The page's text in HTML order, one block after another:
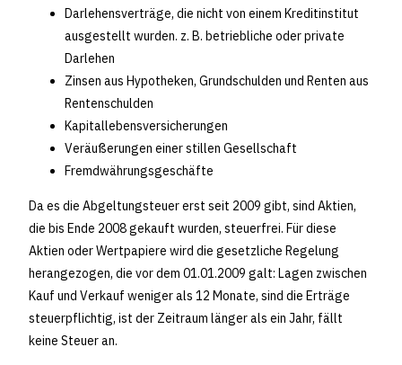
Darlehensverträge, die nicht von einem Kreditinstitut
ausgestellt wurden. z. B. betriebliche oder private
Darlehen
Zinsen aus Hypotheken, Grundschulden und Renten aus
Rentenschulden
Kapitallebensversicherungen
Veräußerungen einer stillen Gesellschaft
Fremdwährungsgeschäfte
Da es die Abgeltungsteuer erst seit 2009 gibt, sind Aktien,
die bis Ende 2008 gekauft wurden, steuerfrei. Für diese
Aktien oder Wertpapiere wird die gesetzliche Regelung
herangezogen, die vor dem 01.01.2009 galt: Lagen zwischen
Kauf und Verkauf weniger als 12 Monate, sind die Erträge
steuerpflichtig, ist der Zeitraum länger als ein Jahr, fällt
keine Steuer an.